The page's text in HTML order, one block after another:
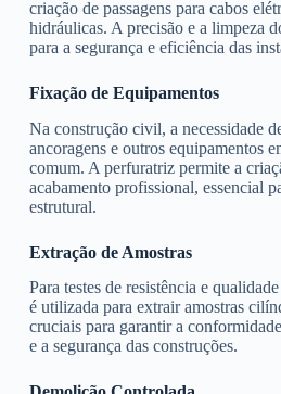
criação de passagens para cabos
hidráulicas. A precisão e a limpeza
para a segurança e eficiência das
Fixação de Equipamentos
Na construção civil, a necessidade
ancoragens e outros equipamentos
comum. A perfuratriz permite a
acabamento profissional, essencial
estrutural.
Extração de Amostras
Para testes de resistência e
é utilizada para extrair amostras
cruciais para garantir a
e a segurança das construções.